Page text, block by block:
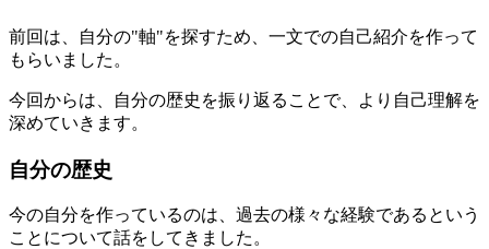
前回は、自分の"軸"を探すため、一文での自己紹介を作って
もらいました。
今回からは、自分の歴史を振り返ることで、より自己理解を
深めていきます。
自分の歴史
今の自分を作っているのは、過去の様々な経験であるという
ことについて話をしてきました。